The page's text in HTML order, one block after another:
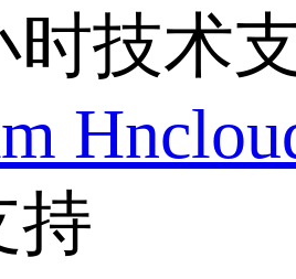
时技术
持